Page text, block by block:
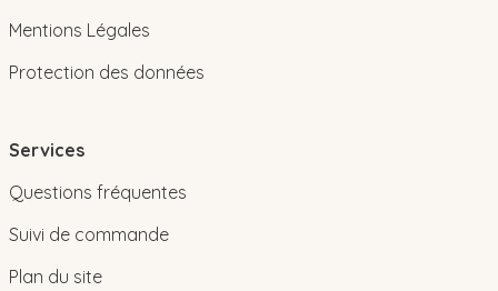
Mentions Légales
Protection des données
Services
Questions fréquentes
Suivi de commande
Plan du site